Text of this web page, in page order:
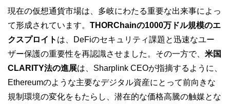
現在の仮想通貨市場は、多岐にわたる重要な出来事によっ
て形成されています。 THORChainの1000万ドル規模のエ
クスプロイト は、DeFiのセキュリティ課題と迅速なユー
ザー保護の重要性を再認識させました。その一方で、 米国
CLARITY法の進展は、Sharplink CEOが指摘するように、
Ethereumのような主要なデジタル資産にとって前向きな
規制環境の変化をもたらし、潜在的な価格高騰の触媒とな